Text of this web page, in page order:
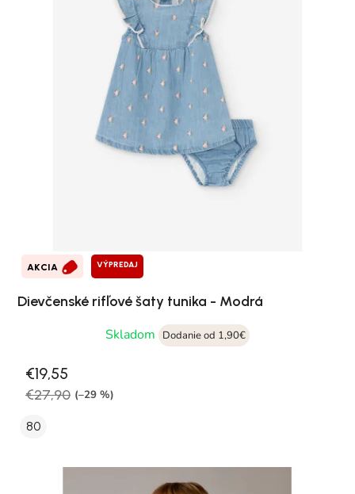
AKCIA VÝPREDAJ
Dievčenské rifľové šaty tunika - Modrá
Skladom
Dodanie od 1,90€
€19,55
€27,90 (–29 %)
80